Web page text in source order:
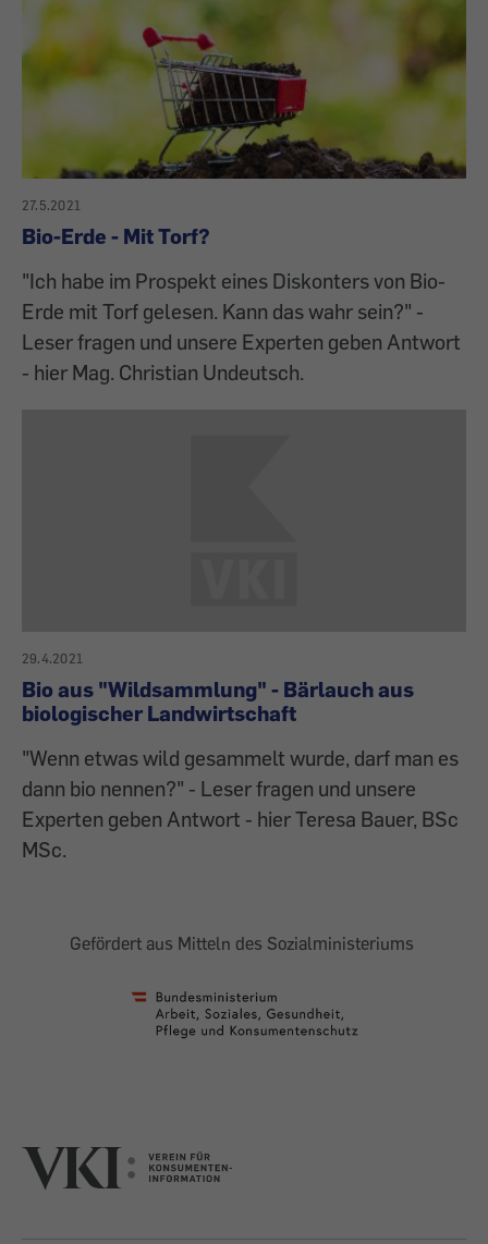
27.5.2021
Bio-Erde - Mit Torf?
"Ich habe im Prospekt eines Diskonters von Bio-
Erde mit Torf gelesen. Kann das wahr sein?" -
Leser fragen und unsere Experten geben Antwort
- hier Mag. Christian Undeutsch.
29.4.2021
Bio aus "Wildsammlung" - Bärlauch aus
biologischer Landwirtschaft
"Wenn etwas wild gesammelt wurde, darf man es
dann bio nennen?" - Leser fragen und unsere
Experten geben Antwort - hier Teresa Bauer, BSc
MSc.
Gefördert aus Mitteln des Sozialministeriums